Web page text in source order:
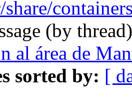
(by
al área de
sorted by: [